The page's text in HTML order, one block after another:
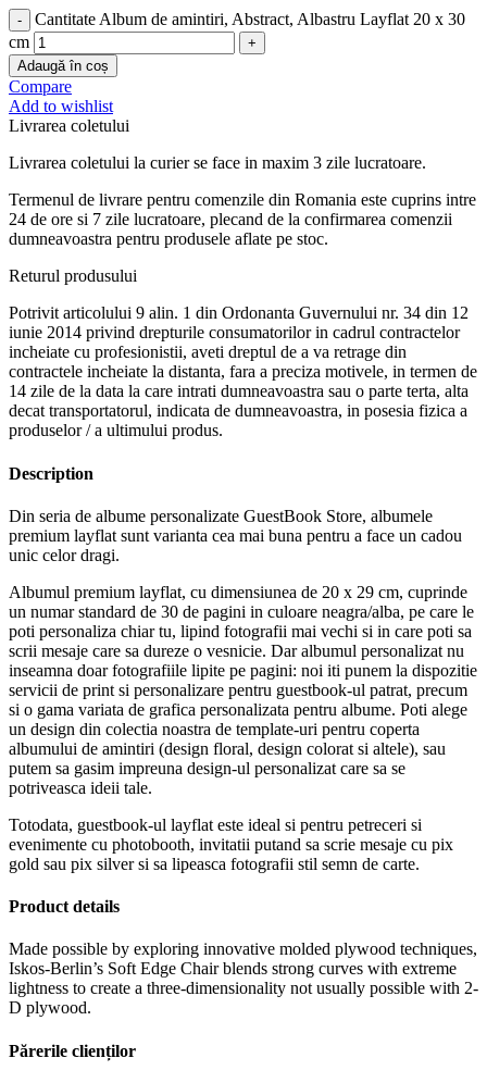
Cantitate Album de amintiri, Abstract, Albastru Layflat 20 x 30
cm
Adaugă în coș
Compare
Add to wishlist
Livrarea coletului
Livrarea coletului la curier se face in maxim 3 zile lucratoare.
Termenul de livrare pentru comenzile din Romania este cuprins intre
24 de ore si 7 zile lucratoare, plecand de la confirmarea comenzii
dumneavoastra pentru produsele aflate pe stoc.
Returul produsului
Potrivit articolului 9 alin. 1 din Ordonanta Guvernului nr. 34 din 12
iunie 2014 privind drepturile consumatorilor in cadrul contractelor
incheiate cu profesionistii, aveti dreptul de a va retrage din
contractele incheiate la distanta, fara a preciza motivele, in termen de
14 zile de la data la care intrati dumneavoastra sau o parte terta, alta
decat transportatorul, indicata de dumneavoastra, in posesia fizica a
produselor / a ultimului produs.
Description
Din seria de albume personalizate GuestBook Store, albumele
premium layflat sunt varianta cea mai buna pentru a face un cadou
unic celor dragi.
Albumul premium layflat, cu dimensiunea de 20 x 29 cm, cuprinde
un numar standard de 30 de pagini in culoare neagra/alba, pe care le
poti personaliza chiar tu, lipind fotografii mai vechi si in care poti sa
scrii mesaje care sa dureze o vesnicie. Dar albumul personalizat nu
inseamna doar fotografiile lipite pe pagini: noi iti punem la dispozitie
servicii de print si personalizare pentru guestbook-ul patrat, precum
si o gama variata de grafica personalizata pentru albume. Poti alege
un design din colectia noastra de template-uri pentru coperta
albumului de amintiri (design floral, design colorat si altele), sau
putem sa gasim impreuna design-ul personalizat care sa se
potriveasca ideii tale.
Totodata, guestbook-ul layflat este ideal si pentru petreceri si
evenimente cu photobooth, invitatii putand sa scrie mesaje cu pix
gold sau pix silver si sa lipeasca fotografii stil semn de carte.
Product details
Made possible by exploring innovative molded plywood techniques,
Iskos-Berlin’s Soft Edge Chair blends strong curves with extreme
lightness to create a three-dimensionality not usually possible with 2-
D plywood.
Părerile clienților